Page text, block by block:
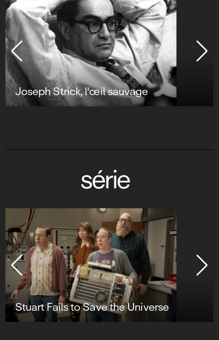
Joseph Strick, l'œil sauvage
série
Stuart Fails to Save the Universe